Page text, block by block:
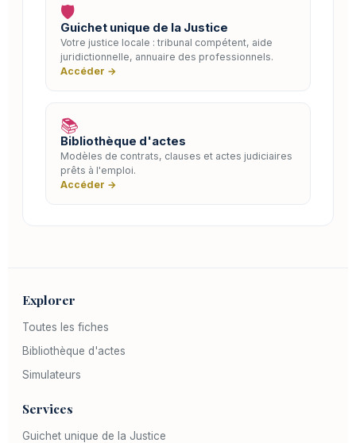
🛡️
Guichet unique de la Justice
Votre justice locale : tribunal compétent, aide
juridictionnelle, annuaire des professionnels.
Accéder →
📚
Bibliothèque d'actes
Modèles de contrats, clauses et actes judiciaires
prêts à l'emploi.
Accéder →
Explorer
Toutes les fiches
Bibliothèque d'actes
Simulateurs
Services
Guichet unique de la Justice